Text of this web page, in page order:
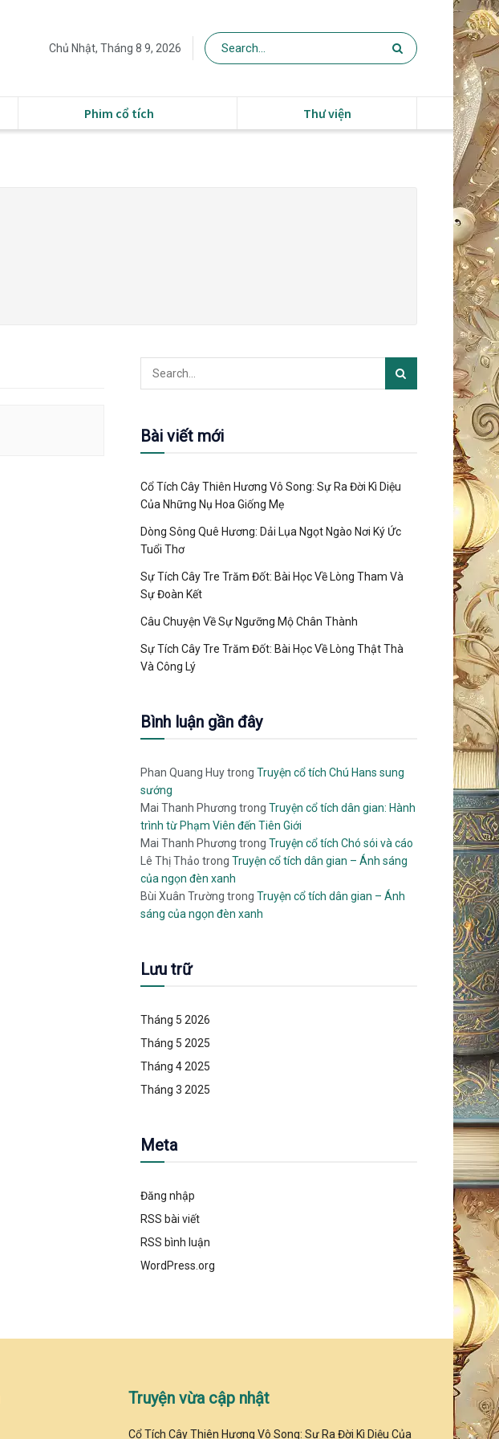
Chủ Nhật, Tháng 8 9, 2026
Phim cổ tích Thư viện
Bài viết mới
Cổ Tích Cây Thiên Hương Vô Song: Sự Ra Đời Kì Diệu
Của Những Nụ Hoa Giống Mẹ
Dòng Sông Quê Hương: Dải Lụa Ngọt Ngào Nơi Ký Ức
Tuổi Thơ
Sự Tích Cây Tre Trăm Đốt: Bài Học Về Lòng Tham Và
Sự Đoàn Kết
Câu Chuyện Về Sự Ngưỡng Mộ Chân Thành
Sự Tích Cây Tre Trăm Đốt: Bài Học Về Lòng Thật Thà
Và Công Lý
Bình luận gần đây
Phan Quang Huytrong Truyện cổ tích Chú Hans sung
sướng
Mai Thanh Phương trong Truyện cổ tích dân gian: Hành
trình từ Phạm Viên đến Tiên Giới
Mai Thanh Phương trong Truyện cổ tích Chó sói và cáo
Lê Thị Thảo trong Truyện cổ tích dân gian – Ánh sáng
của ngọn đèn xanh
Bùi Xuân Trường trong Truyện cổ tích dân gian – Ánh
sáng của ngọn đèn xanh
Lưu trữ
Tháng 5 2026
Tháng 5 2025
Tháng 4 2025
Tháng 3 2025
Meta
Đăng nhập
RSS bài viết
RSS bình luận
WordPress.org
Truyện vừa cập nhật
Cổ Tích Cây Thiên Hương Vô Song: Sự Ra Đời Kì Diệu Của